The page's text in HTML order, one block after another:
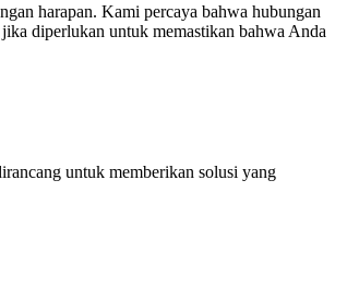
harapan. Kami percaya bahwa hubungan
diperlukan untuk memastikan bahwa Anda
untuk memberikan solusi yang